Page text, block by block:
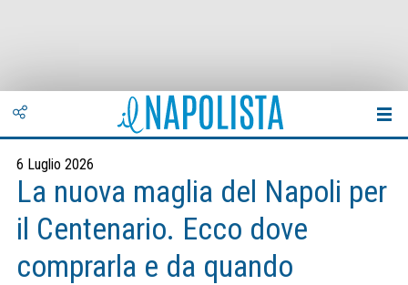
6 Luglio 2026
La nuova maglia del Napoli per
il Centenario. Ecco dove
comprarla e da quando